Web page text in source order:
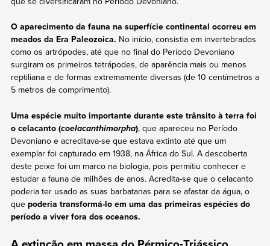
O aparecimento da fauna na superfície continental ocorreu em
meados da Era Paleozoica. No início, consistia em invertebrados
como os artrópodes, até que no final do Período Devoniano
surgiram os primeiros tetrápodes, de aparência mais ou menos
reptiliana e de formas extremamente diversas (de 10 centímetros a
5 metros de comprimento).
Uma espécie muito importante durante este trânsito à terra foi
o celacanto (coelacanthimorpha), que apareceu no Período
Devoniano e acreditava-se que estava extinto até que um
exemplar foi capturado em 1938, na África do Sul. A descoberta
deste peixe foi um marco na biologia, pois permitiu conhecer e
estudar a fauna de milhões de anos. Acredita-se que o celacanto
poderia ter usado as suas barbatanas para se afastar da água, o
que poderia transformá-lo em uma das primeiras espécies do
período a viver fora dos oceanos.